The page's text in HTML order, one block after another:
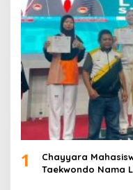
1
Chayyara
Taekwondo Nama